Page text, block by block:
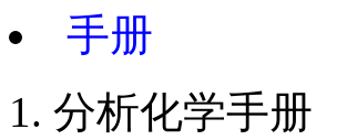
手册
分析化学手册